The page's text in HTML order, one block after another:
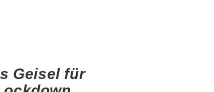
Geisel für